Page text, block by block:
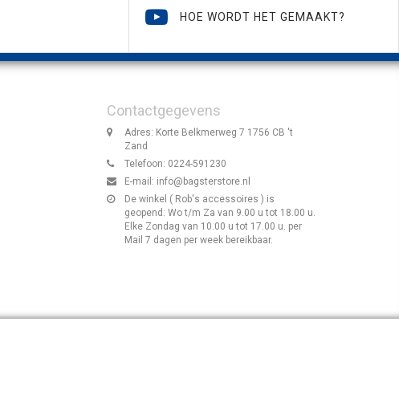
HOE WORDT HET GEMAAKT?
Contactgegevens
Adres: Korte Belkmerweg 7 1756 CB 't
Zand
Telefoon: 0224-591230
E-mail: info@bagsterstore.nl
De winkel ( Rob's accessoires ) is
geopend: Wo t/m Za van 9.00 u tot 18.00 u.
Elke Zondag van 10.00 u tot 17.00 u. per
Mail 7 dagen per week bereikbaar.